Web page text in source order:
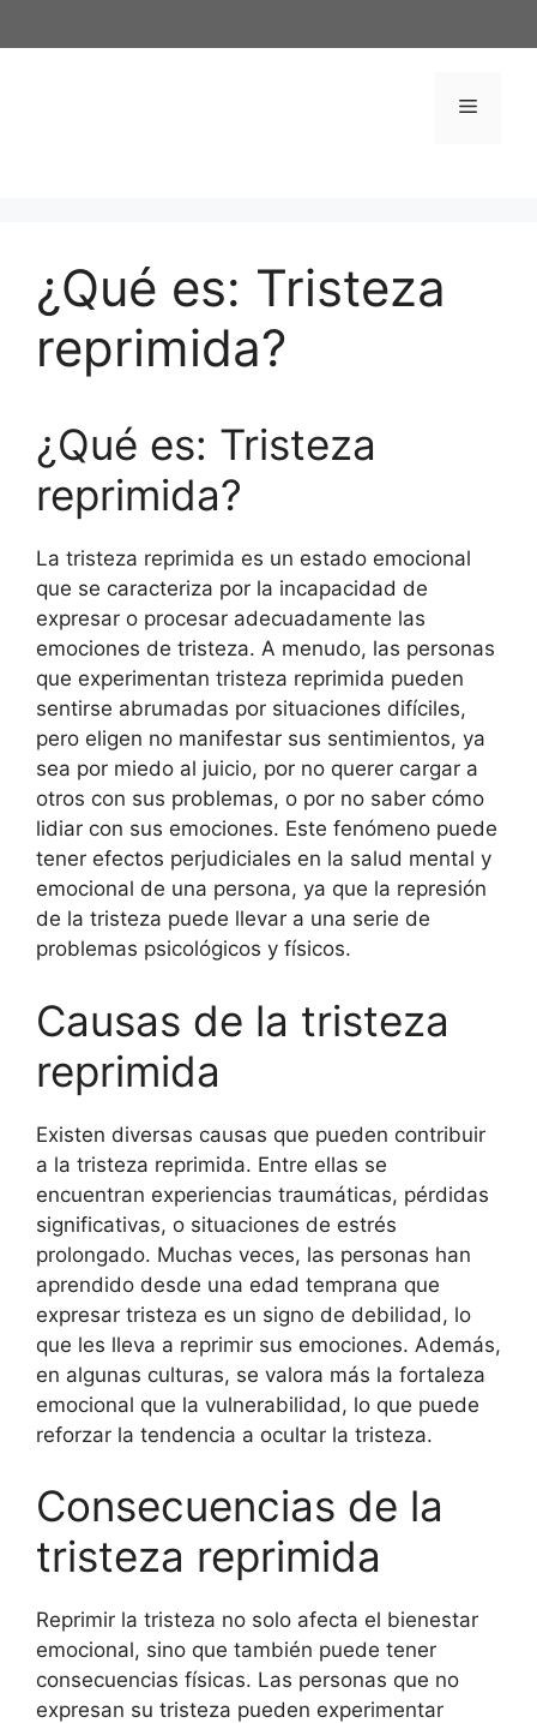
al
Menú
¿Qué es: Tristeza
reprimida?
¿Qué es: Tristeza
reprimida?
La tristeza reprimida es un estado emocional
que se caracteriza por la incapacidad de
expresar o procesar adecuadamente las
emociones de tristeza. A menudo, las personas
que experimentan tristeza reprimida pueden
sentirse abrumadas por situaciones difíciles,
pero eligen no manifestar sus sentimientos, ya
sea por miedo al juicio, por no querer cargar a
otros con sus problemas, o por no saber cómo
lidiar con sus emociones. Este fenómeno puede
tener efectos perjudiciales en la salud mental y
emocional de una persona, ya que la represión
de la tristeza puede llevar a una serie de
problemas psicológicos y físicos.
Causas de la tristeza
reprimida
Existen diversas causas que pueden contribuir
a la tristeza reprimida. Entre ellas se
encuentran experiencias traumáticas, pérdidas
significativas, o situaciones de estrés
prolongado. Muchas veces, las personas han
aprendido desde una edad temprana que
expresar tristeza es un signo de debilidad, lo
que les lleva a reprimir sus emociones. Además,
en algunas culturas, se valora más la fortaleza
emocional que la vulnerabilidad, lo que puede
reforzar la tendencia a ocultar la tristeza.
Consecuencias de la
tristeza reprimida
Reprimir la tristeza no solo afecta el bienestar
emocional, sino que también puede tener
consecuencias físicas. Las personas que no
expresan su tristeza pueden experimentar